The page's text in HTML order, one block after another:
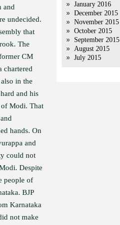
and
undecided.
that
The
CM
chartered
in the
and his
of Modi. That
hands. On
and
could not
Despite
people of
BJP
Karnataka
not make
January 2016
December 2015
November 2015
October 2015
September 2015
August 2015
July 2015